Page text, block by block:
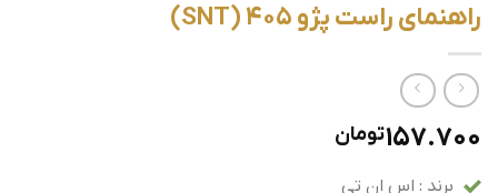
راهنمای راست پژو 405 (SNT)
157.700تومان
برند : اس ان تی